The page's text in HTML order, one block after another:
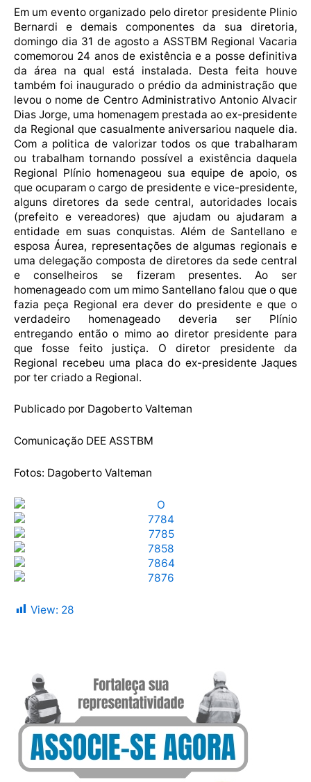
Em um evento organizado pelo diretor presidente Plinio
Bernardi e demais componentes da sua diretoria,
domingo dia 31 de agosto a ASSTBM Regional Vacaria
comemorou 24 anos de existência e a posse definitiva
da área na qual está instalada. Desta feita houve
também foi inaugurado o prédio da administração que
levou o nome de Centro Administrativo Antonio Alvacir
Dias Jorge, uma homenagem prestada ao ex-presidente
da Regional que casualmente aniversariou naquele dia.
Com a politica de valorizar todos os que trabalharam
ou trabalham tornando possível a existência daquela
Regional Plínio homenageou sua equipe de apoio, os
que ocuparam o cargo de presidente e vice-presidente,
alguns diretores da sede central, autoridades locais
(prefeito e vereadores) que ajudam ou ajudaram a
entidade em suas conquistas. Além de Santellano e
esposa Áurea, representações de algumas regionais e
uma delegação composta de diretores da sede central
e conselheiros se fizeram presentes. Ao ser
homenageado com um mimo Santellano falou que o que
fazia peça Regional era dever do presidente e que o
verdadeiro homenageado deveria ser Plínio
entregando então o mimo ao diretor presidente para
que fosse feito justiça. O diretor presidente da
Regional recebeu uma placa do ex-presidente Jaques
por ter criado a Regional.
Publicado por Dagoberto Valteman
Comunicação DEE ASSTBM
Fotos: Dagoberto Valteman
View: 28